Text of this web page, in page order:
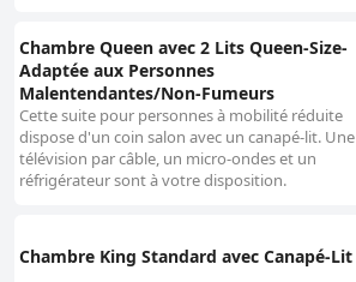
Chambre Queen avec 2 Lits Queen-Size-
Adaptée aux Personnes
Malentendantes/Non-Fumeurs
Cette suite pour personnes à mobilité réduite
dispose d'un coin salon avec un canapé-lit. Une
télévision par câble, un micro-ondes et un
réfrigérateur sont à votre disposition.
Chambre King Standard avec Canapé-Lit